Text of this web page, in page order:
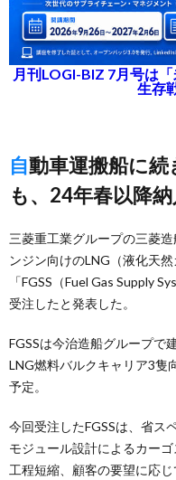
月刊LOGI-BIZ 7月号は
生存
自動車運搬船に続きバルクキャリア向け
も、24年春以降
三菱重工業グループの三菱
ンジン向けのLNG（液化天
「FGSS（Fuel Gas Supply
受注したと発表した。
FGSSは今治造船グループで
LNG燃料バルクキャリア3隻
予定。
今回受注したFGSSは、省ス
モジュール設計によるカー
工程短縮、顧客の要望に応